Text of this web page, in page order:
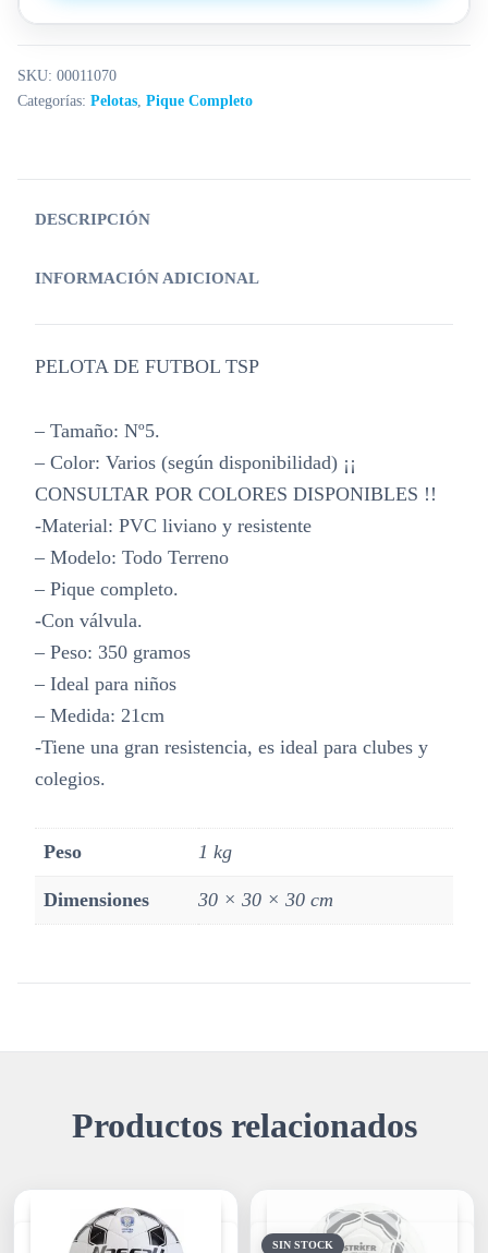
SKU: 00011070
Categorías: Pelotas, Pique Completo
DESCRIPCIÓN
INFORMACIÓN ADICIONAL
PELOTA DE FUTBOL TSP
– Tamaño: Nº5.
– Color: Varios (según disponibilidad) ¡¡
CONSULTAR POR COLORES DISPONIBLES !!
-Material: PVC liviano y resistente
– Modelo: Todo Terreno
– Pique completo.
-Con válvula.
– Peso: 350 gramos
– Ideal para niños
– Medida: 21cm
-Tiene una gran resistencia, es ideal para clubes y
colegios.
Peso 1 kg
Dimensiones 30 × 30 × 30 cm
Productos relacionados
SIN STOCK